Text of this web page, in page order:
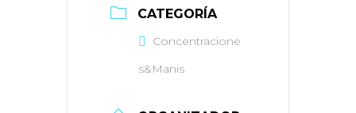
CATEGORÍA
Concentracione
s&Manis